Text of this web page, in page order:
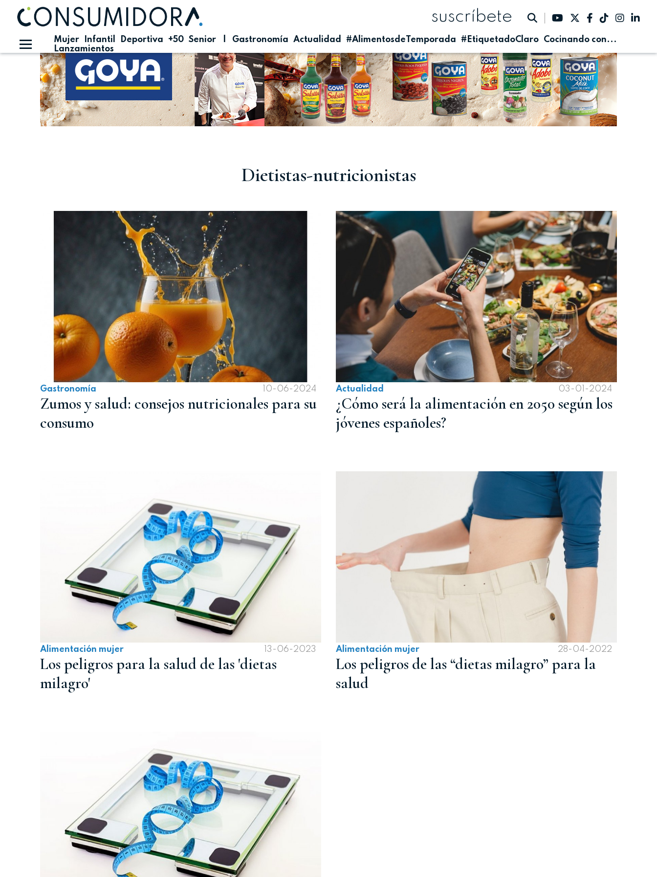
Mujer Infantil Deportiva +50 Senior | Gastronomía Actualidad #AlimentosdeTemporada #EtiquetadoClaro
Cocinando con...
Lanzamientos
suscríbete
Dietistas-nutricionistas
Gastronomía 10-06-2024
Zumos y salud: consejos nutricionales para su
consumo
Actualidad 03-01-2024
¿Cómo será la alimentación en 2050 según los
jóvenes españoles?
Alimentación mujer 13-06-2023
Los peligros para la salud de las 'dietas
milagro'
Alimentación mujer 28-04-2022
Los peligros de las “dietas milagro” para la
salud